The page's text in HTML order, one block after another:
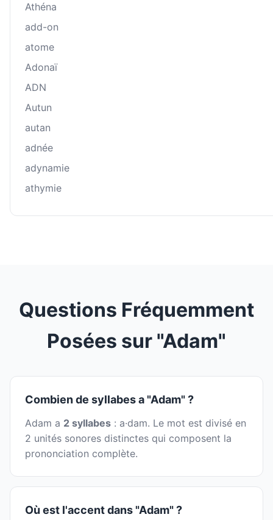
Athéna
add-on
atome
Adonaï
ADN
Autun
autan
adnée
adynamie
athymie
Questions Fréquemment
Posées sur "Adam"
Combien de syllabes a "Adam" ?
Adam a 2 syllabes : a·dam. Le mot est divisé en
2 unités sonores distinctes qui composent la
prononciation complète.
Où est l'accent dans "Adam" ?